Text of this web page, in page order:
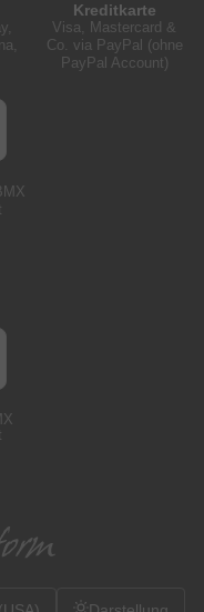
Kreditkarte
Visa, Mastercard &
Co. via PayPal (ohne
PayPal Account)